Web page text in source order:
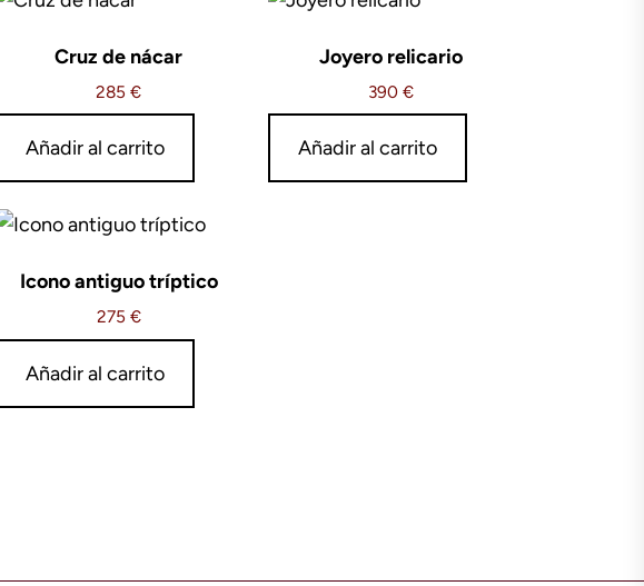
Cruz de nácar
285 €
Añadir al carrito
Joyero relicario
390 €
Añadir al carrito
Icono antiguo tríptico
275 €
Añadir al carrito